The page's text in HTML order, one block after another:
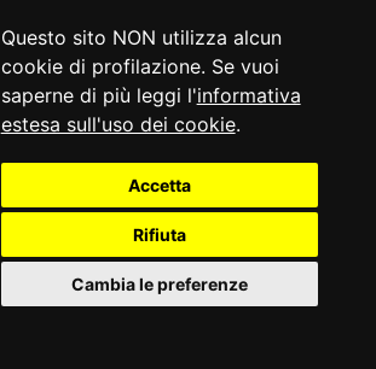
Questo sito NON utilizza alcun
cookie di profilazione. Se vuoi
saperne di più leggi l'informativa
estesa sull'uso dei cookie.
Accetta
Rifiuta
Cambia le preferenze